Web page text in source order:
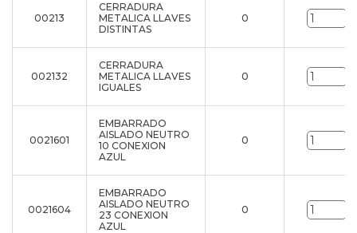
00213
CERRADURA
METALICA LLAVES
DISTINTAS
0
002132
CERRADURA
METALICA LLAVES
IGUALES
0
0021601
EMBARRADO
AISLADO NEUTRO
10 CONEXION
AZUL
0
0021604
EMBARRADO
AISLADO NEUTRO
23 CONEXION
AZUL
0